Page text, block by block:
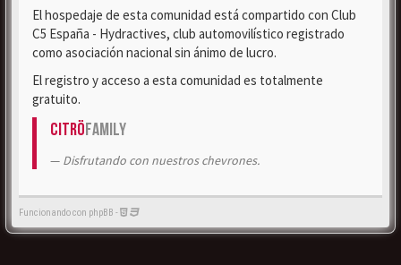
El hospedaje de esta comunidad está compartido con Club
C5 España - Hydractives, club automovilístico registrado
como asociación nacional sin ánimo de lucro.
El registro y acceso a esta comunidad es totalmente
gratuito.
CitröFamily
Disfrutando con nuestros chevrones.
Funcionando con phpBB -